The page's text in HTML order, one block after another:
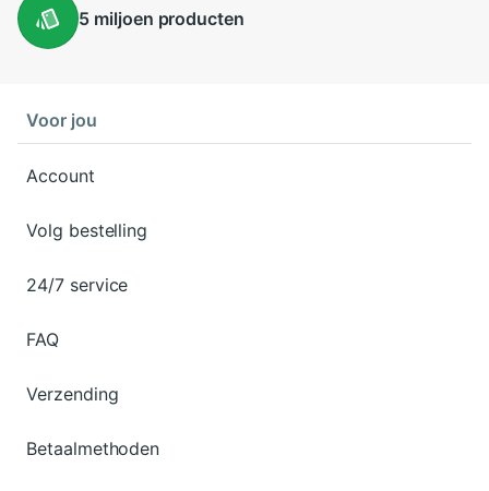
5 miljoen producten
Voor jou
Account
Volg bestelling
24/7 service
FAQ
Verzending
Betaalmethoden